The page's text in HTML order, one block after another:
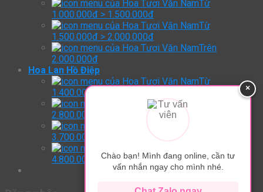
Từ
1.000.000đ > 1.500.000đ
Từ
1.500.000đ > 2.000.000đ
Trên
2.000.000đ
Hoa Lan Hồ Điệp
Từ
1.400.000đ > 2.800.000đ
2.800.000đ > 3.700.000đ
3.700.000đ > 4.800.000đ
4.800.000đ
×
Chào bạn! Mình đang online, cần tư
vấn nhắn ngay cho mình nhé.